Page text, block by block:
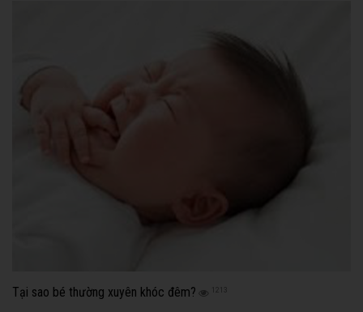
Tại sao bé thường xuyên khóc đêm? 1213